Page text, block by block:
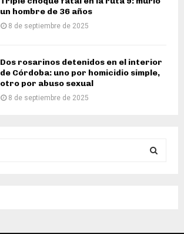
un hombre de 36 años
8 de septiembre de 2025
Dos rosarinos detenidos en el interior
de Córdoba: uno por homicidio simple,
otro por abuso sexual
8 de septiembre de 2025